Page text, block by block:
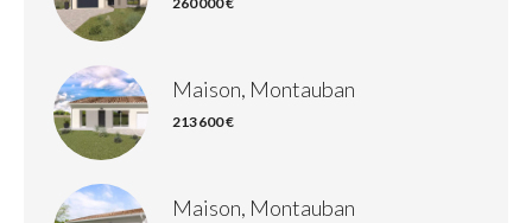
Maison, Montauban
213 600 €
Maison, Montauban